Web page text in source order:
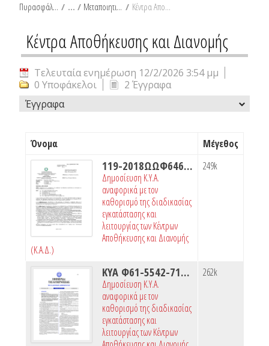
Πυρασφάλεια / Μεταποιητικές και Εφοδιαστική / Κέντρα Αποθήκευσης και Διανομής
Κέντρα Αποθήκευσης και Διανομής
Τελευταία ενημέρωση 12/2/2026 3:54 μμ
0 Υποφάκελοι
2 Έγγραφα
Έγγραφα
Όνομα Μέγεθος
119-2018ΩΩΦ6465ΧΘ7-ΤΜΘ.pdf
Δημοσίευση Κ.Υ.Α.
αναφορικά με τον
καθορισμό της διαδικασίας
εγκατάστασης και
λειτουργίας των Κέντρων
Αποθήκευσης και Διανομής
(Κ.Α.Δ.)
249k
ΚΥΑ Φ61-5542-71-2018_.pdf
Δημοσίευση Κ.Υ.Α.
αναφορικά με τον
καθορισμό της διαδικασίας
εγκατάστασης και
λειτουργίας των Κέντρων
262k